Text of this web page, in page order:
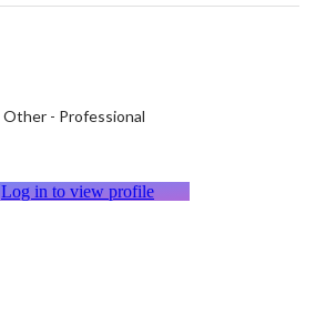
Other - Professional
Log in to view profile